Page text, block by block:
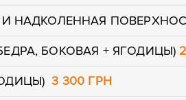
И НАДКОЛЕННАЯ
БЕДРА, БОКОВАЯ + ЯГОДИЦЫ)
3 300 ГРН